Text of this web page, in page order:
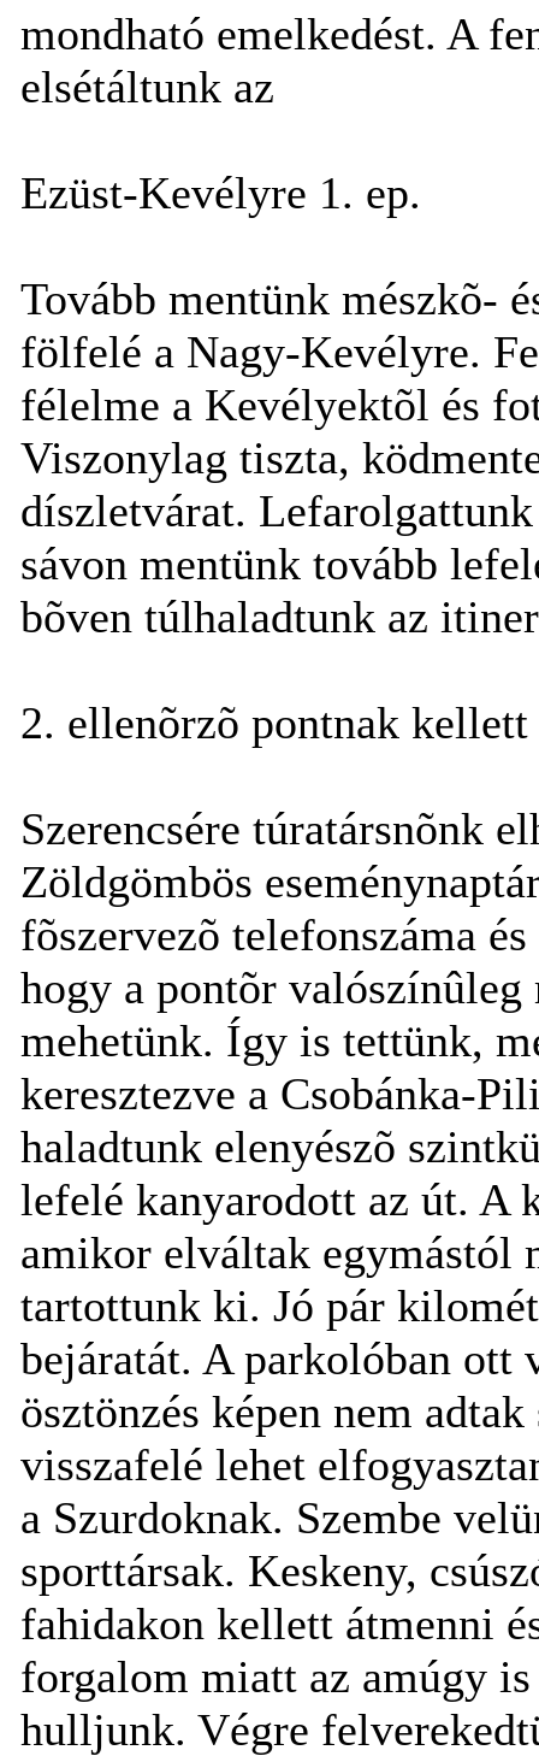
mondható emelkedést. A
elsétáltunk az
Ezüst-Kevélyre 1. ep.
Tovább mentünk mészkõ-
fölfelé a Nagy-Kevélyre.
félelme a Kevélyektõl és
Viszonylag tiszta,
díszletvárat.
sávon mentünk tovább
bõven túlhaladtunk az
2. ellenõrzõ pontnak
Szerencsére túratársnõnk
Zöldgömbös
fõszervezõ telefonszáma
hogy a pontõr
mehetünk. Így is tettünk,
keresztezve a Csobánka-
haladtunk elenyészõ
lefelé kanyarodott az út. A
amikor elváltak egymástól
tartottunk ki. Jó pár
bejáratát. A parkolóban
ösztönzés képen nem
visszafelé lehet
a Szurdoknak. Szembe
sporttársak. Keskeny,
fahidakon kellett átmenni
forgalom miatt az amúgy
hulljunk. Végre